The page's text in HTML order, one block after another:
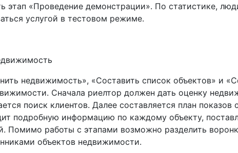
этап «Проведение демонстрации». По статистике,
услугой в тестовом режиме.
недвижимость», «Составить список объектов» и
Сначала риелтор должен дать оценку
поиск клиентов. Далее составляется план
подробную информацию по каждому объекту,
Помимо работы с этапами возможно разделить
объектов недвижимости.